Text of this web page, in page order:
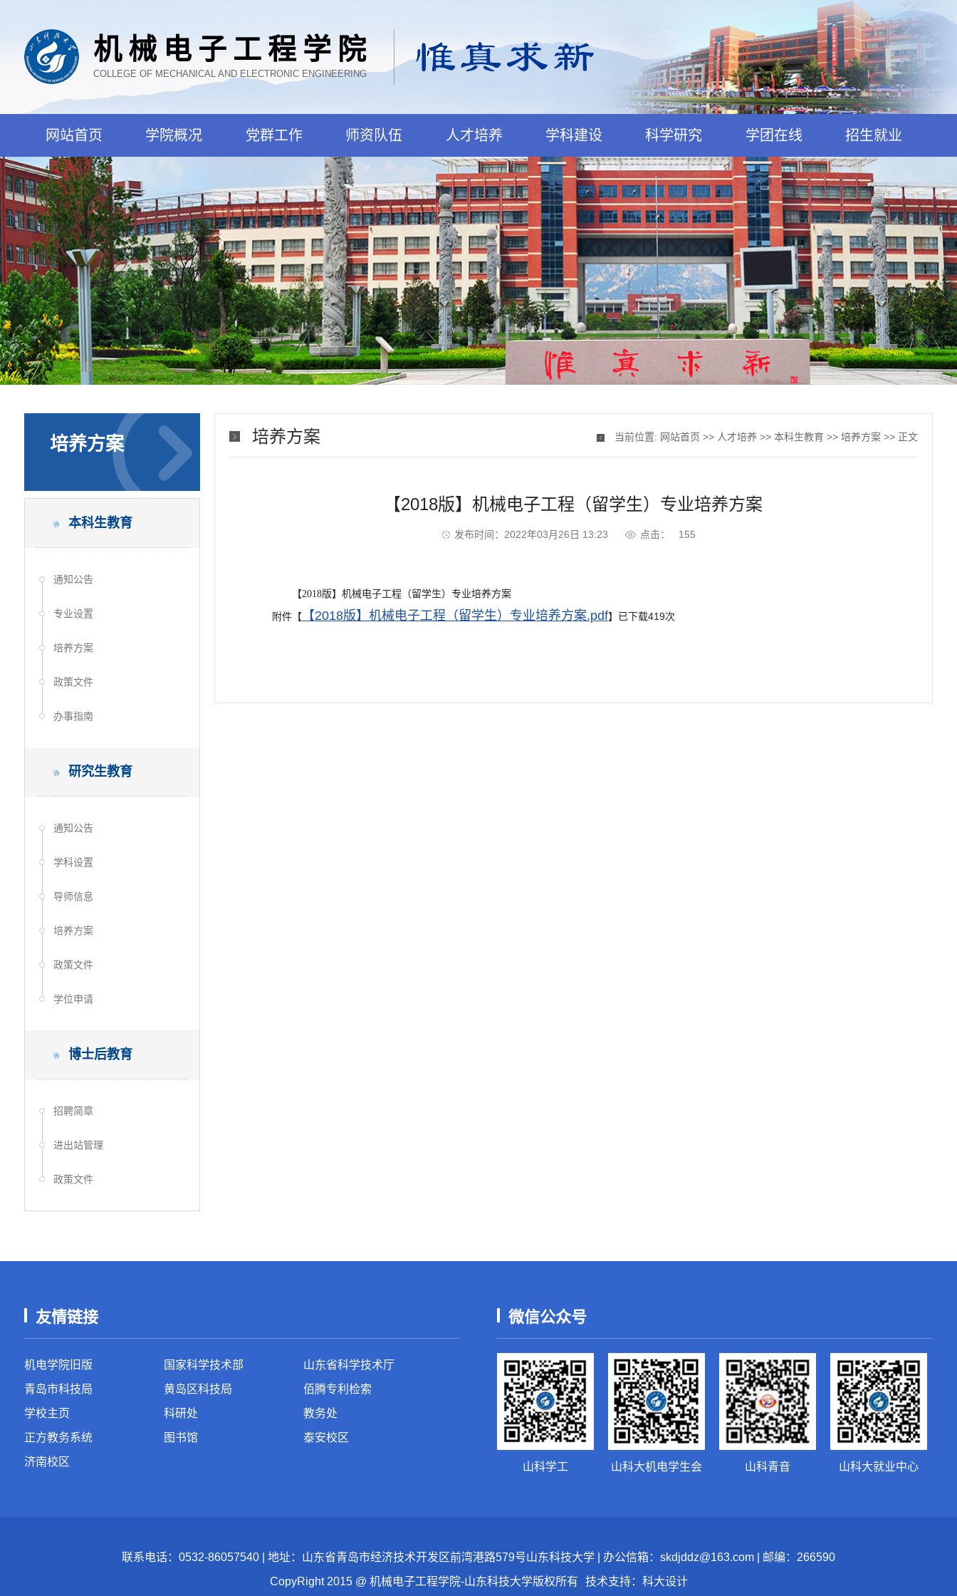
机械电子工程学院
COLLEGE OF MECHANICAL AND ELECTRONIC ENGINEERING
网站首页 学院概况 党群工作 师资队伍 人才培养 学科建设 科学研究 学团在线 招生就业
培养方案
本科生教育
通知公告
专业设置
培养方案
政策文件
办事指南
研究生教育
通知公告
学科设置
导师信息
培养方案
政策文件
学位申请
博士后教育
招聘简章
进出站管理
政策文件
培养方案 当前位置: 网站首页 >> 人才培养 >>本科生教育 >>培养方案 >> 正文
【2018版】机械电子工程（留学生）专业培养方案
发布时间：2022年03月26日 13:23 点击： 155
【2018版】机械电子工程（留学生）专业培养方案
附件【【2018版】机械电子工程（留学生）专业培养方案.pdf】已下载419次
友情链接
机电学院旧版 国家科学技术部
山东省科学技术厅
青岛市科技局
黄岛区科技局
佰腾专利检索
学校主页
科研处
教务处
正方教务系统
图书馆
泰安校区
济南校区
微信公众号
山科学工 山科大机电学生会 山科青音 山科大就业中心
联系电话：0532-86057540 | 地址：山东省青岛市经济技术开发区前湾港路579号山东科技大学 | 办公信箱：skdjddz@163.com | 邮编：266590
CopyRight 2015 @ 机械电子工程学院-山东科技大学版权所有
技术支持：科大设计